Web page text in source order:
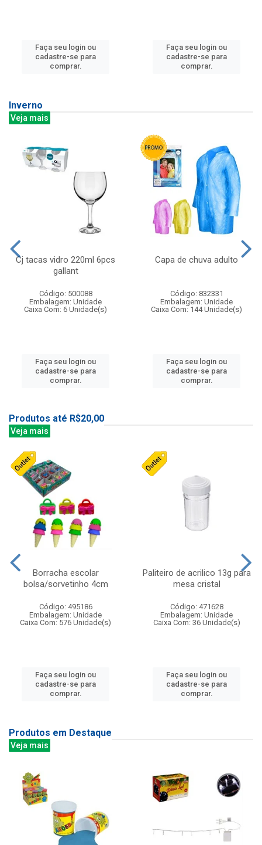
Faça seu login ou
cadastre-se para
comprar.
Faça seu login ou
cadastre-se para
comprar.
Inverno
Veja mais
Cj tacas vidro 220ml 6pcs
gallant
Código: 500088
Embalagem: Unidade
Caixa Com: 6 Unidade(s)
Faça seu login ou
cadastre-se para
comprar.
Capa de chuva adulto
Código: 832331
Embalagem: Unidade
Caixa Com: 144 Unidade(s)
Faça seu login ou
cadastre-se para
comprar.
Produtos até R$20,00
Veja mais
Borracha escolar
bolsa/sorvetinho 4cm
Código: 495186
Embalagem: Unidade
Caixa Com: 576 Unidade(s)
Faça seu login ou
cadastre-se para
comprar.
Paliteiro de acrilico 13g para
mesa cristal
Código: 471628
Embalagem: Unidade
Caixa Com: 36 Unidade(s)
Faça seu login ou
cadastre-se para
comprar.
Produtos em Destaque
Veja mais